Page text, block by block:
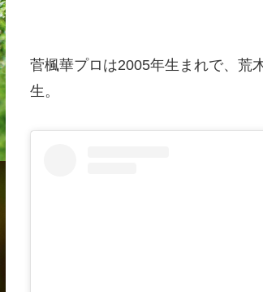
菅楓華プロは2005年生まれで、荒
生。